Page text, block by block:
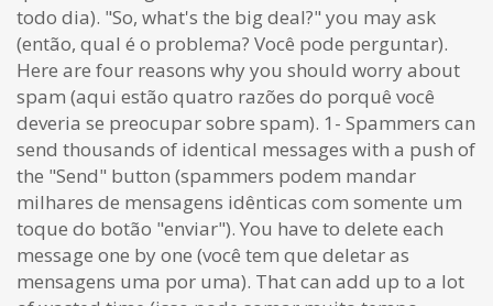
todo dia). "So, what's the big deal?" you may ask
(então, qual é o problema? Você pode perguntar).
Here are four reasons why you should worry about
spam (aqui estão quatro razões do porquê você
deveria se preocupar sobre spam). 1- Spammers can
send thousands of identical messages with a push of
the "Send" button (spammers podem mandar
milhares de mensagens idênticas com somente um
toque do botão "enviar"). You have to delete each
message one by one (você tem que deletar as
mensagens uma por uma). That can add up to a lot